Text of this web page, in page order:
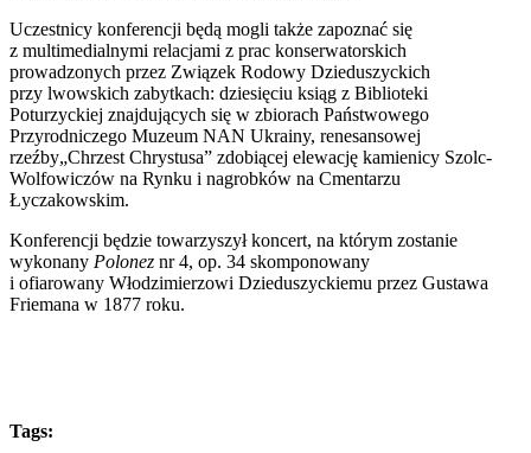
Uczestnicy konferencji będą mogli także zapoznać się
z multimedialnymi relacjami z prac konserwatorskich
prowadzonych przez Związek Rodowy Dzieduszyckich
przy lwowskich zabytkach: dziesięciu ksiąg z Biblioteki
Poturzyckiej znajdujących się w zbiorach Państwowego
Przyrodniczego Muzeum NAN Ukrainy, renesansowej
rzeźby„Chrzest Chrystusa” zdobiącej elewację kamienicy Szolc-
Wolfowiczów na Rynku i nagrobków na Cmentarzu
Łyczakowskim.
Konferencji będzie towarzyszył koncert, na którym zostanie
wykonany Polonez nr 4, op. 34 skomponowany
i ofiarowany Włodzimierzowi Dzieduszyckiemu przez Gustawa
Friemana w 1877 roku.
Tags: